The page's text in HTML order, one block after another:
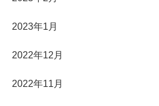
2023年1月
2022年12月
2022年11月